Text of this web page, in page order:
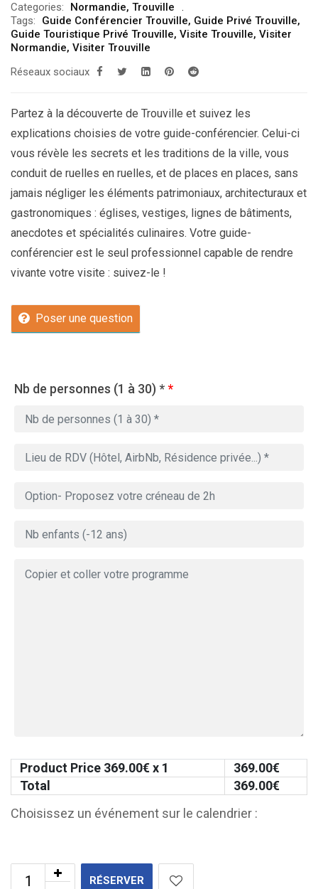
Categories: Normandie, Trouville
Tags:
Guide Conférencier Trouville, Guide Privé Trouville,
Guide Touristique Privé Trouville, Visite Trouville, Visiter
Normandie, Visiter Trouville
Réseaux sociaux
Partez à la découverte de Trouville et suivez les
explications choisies de votre guide-conférencier. Celui-ci
vous révèle les secrets et les traditions de la ville, vous
conduit de ruelles en ruelles, et de places en places, sans
jamais négliger les éléments patrimoniaux, architecturaux et
gastronomiques : églises, vestiges, lignes de bâtiments,
anecdotes et spécialités culinaires. Votre guide-
conférencier est le seul professionnel capable de rendre
vivante votre visite : suivez-le !
Poser une question
Nb de personnes (1 à 30) **
Product Price 369.00€ x 1 369.00€
Total
369.00€
Choisissez un événement sur le calendrier :
RÉSERVER